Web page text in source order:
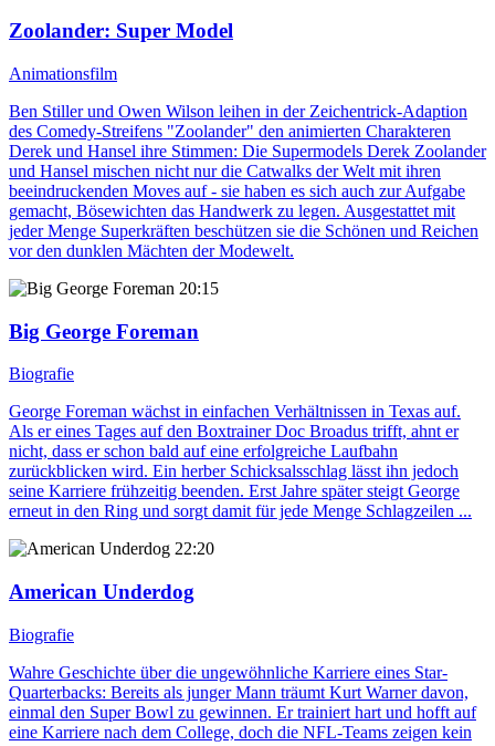
Zoolander: Super Model
Animationsfilm
Ben Stiller und Owen Wilson leihen in der Zeichentrick-Adaption
des Comedy-Streifens "Zoolander" den animierten Charakteren
Derek und Hansel ihre Stimmen: Die Supermodels Derek Zoolander
und Hansel mischen nicht nur die Catwalks der Welt mit ihren
beeindruckenden Moves auf - sie haben es sich auch zur Aufgabe
gemacht, Bösewichten das Handwerk zu legen. Ausgestattet mit
jeder Menge Superkräften beschützen sie die Schönen und Reichen
vor den dunklen Mächten der Modewelt.
20:15
Big George Foreman
Biografie
George Foreman wächst in einfachen Verhältnissen in Texas auf.
Als er eines Tages auf den Boxtrainer Doc Broadus trifft, ahnt er
nicht, dass er schon bald auf eine erfolgreiche Laufbahn
zurückblicken wird. Ein herber Schicksalsschlag lässt ihn jedoch
seine Karriere frühzeitig beenden. Erst Jahre später steigt George
erneut in den Ring und sorgt damit für jede Menge Schlagzeilen ...
22:20
American Underdog
Biografie
Wahre Geschichte über die ungewöhnliche Karriere eines Star-
Quarterbacks: Bereits als junger Mann träumt Kurt Warner davon,
einmal den Super Bowl zu gewinnen. Er trainiert hart und hofft auf
eine Karriere nach dem College, doch die NFL-Teams zeigen kein